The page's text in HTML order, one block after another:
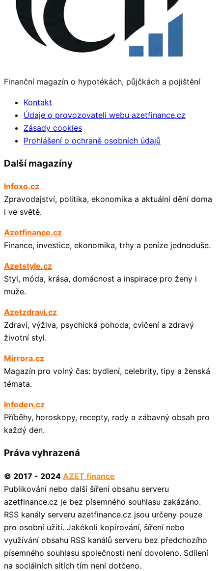
Finanční magazín o hypotékách, půjčkách a pojištění
Kontakt
Údaje o provozovateli webu azetfinance.cz
Zásady cookies
Prohlášení o ochraně osobních údajů
Další magazíny
Infoxo.cz
Zpravodajství, politika, ekonomika a aktuální dění doma
i ve světě.
Azetfinance.cz
Finance, investice, ekonomika, trhy a peníze jednoduše.
Azetstyle.cz
Styl, móda, krása, domácnost a inspirace pro ženy i
muže.
Azetzdravi.cz
Zdraví, výživa, psychická pohoda, cvičení a zdravý
životní styl.
Mirrora.cz
Magazín pro volný čas: bydlení, celebrity, tipy a ženská
témata.
Infoden.cz
Příběhy, horoskopy, recepty, rady a zábavný obsah pro
každý den.
Práva vyhrazená
© 2017 - 2024 AZET finance
Publikování nebo další šíření obsahu serveru
azetfinance.cz je bez písemného souhlasu zakázáno.
RSS kanály serveru azetfinance.cz jsou určeny pouze
pro osobní užití. Jakékoli kopírování, šíření nebo
využívání obsahu RSS kanálů serveru bez předchozího
písemného souhlasu společnosti není dovoleno. Sdílení
na sociálních sítích tím není dotčeno.